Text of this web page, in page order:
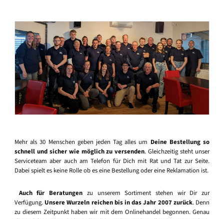
Mehr als 30 Menschen geben jeden Tag alles um Deine Bestellung so
schnell und sicher wie möglich zu versenden. Gleichzeitig steht unser
Serviceteam aber auch am Telefon für Dich mit Rat und Tat zur Seite.
Dabei spielt es keine Rolle ob es eine Bestellung oder eine Reklamation ist.
Auch für Beratungen zu unserem Sortiment stehen wir Dir zur
Verfügung. Unsere Wurzeln reichen bis in das Jahr 2007 zurück. Denn
zu diesem Zeitpunkt haben wir mit dem Onlinehandel begonnen. Genau